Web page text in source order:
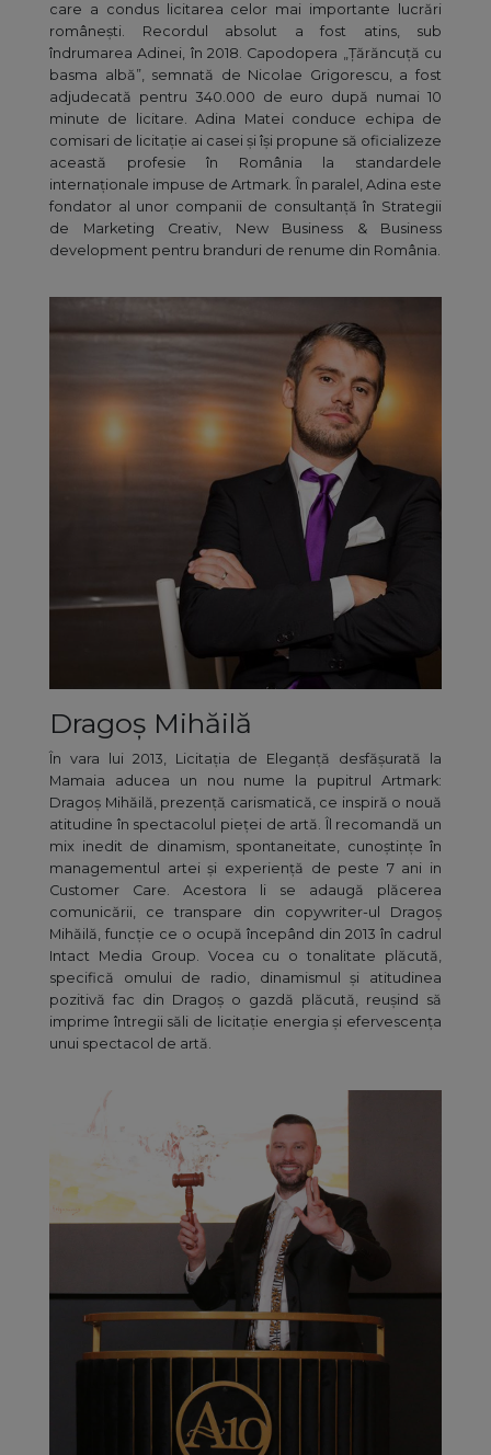
care a condus licitarea celor mai importante lucrări
românești. Recordul absolut a fost atins, sub
îndrumarea Adinei, în 2018. Capodopera „Țărăncuță cu
basma albă”, semnată de Nicolae Grigorescu, a fost
adjudecată pentru 340.000 de euro după numai 10
minute de licitare. Adina Matei conduce echipa de
comisari de licitație ai casei și își propune să oficializeze
această profesie în România la standardele
internaționale impuse de Artmark. În paralel, Adina este
fondator al unor companii de consultanță în Strategii
de Marketing Creativ, New Business & Business
development pentru branduri de renume din România.
Dragoș Mihăilă
În vara lui 2013, Licitația de Eleganță desfășurată la
Mamaia aducea un nou nume la pupitrul Artmark:
Dragoş Mihăilă, prezenţă carismatică, ce inspiră o nouă
atitudine în spectacolul pieței de artă. Îl recomandă un
mix inedit de dinamism, spontaneitate, cunoștințe în
managementul artei și experiență de peste 7 ani in
Customer Care. Acestora li se adaugă plăcerea
comunicării, ce transpare din copywriter-ul Dragoș
Mihăilă, funcție ce o ocupă începând din 2013 în cadrul
Intact Media Group. Vocea cu o tonalitate plăcută,
specifică omului de radio, dinamismul şi atitudinea
pozitivă fac din Dragoş o gazdă plăcută, reuşind să
imprime întregii săli de licitație energia şi efervescența
unui spectacol de artă.